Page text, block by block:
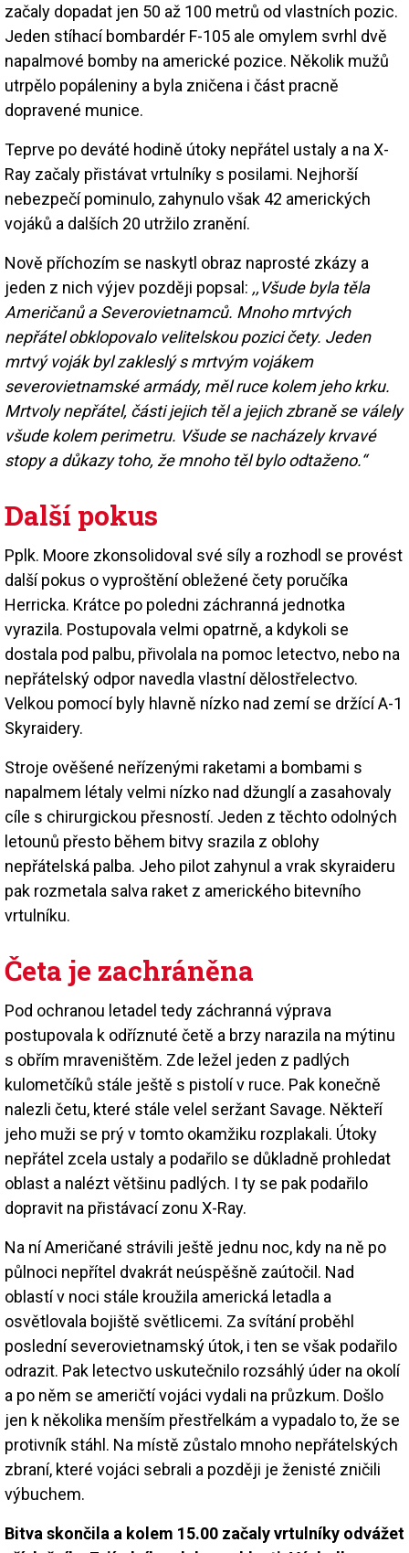
začaly dopadat jen 50 až 100 metrů od vlastních pozic.
Jeden stíhací bombardér F-105 ale omylem svrhl dvě
napalmové bomby na americké pozice. Několik mužů
utrpělo popáleniny a byla zničena i část pracně
dopravené munice.
Teprve po deváté hodině útoky nepřátel ustaly a na X-
Ray začaly přistávat vrtulníky s posilami. Nejhorší
nebezpečí pominulo, zahynulo však 42 amerických
vojáků a dalších 20 utržilo zranění.
Nově příchozím se naskytl obraz naprosté zkázy a
jeden z nich výjev později popsal: ,,Všude byla těla
Američanů a Severovietnamců. Mnoho mrtvých
nepřátel obklopovalo velitelskou pozici čety. Jeden
mrtvý voják byl zakleslý s mrtvým vojákem
severovietnamské armády, měl ruce kolem jeho krku.
Mrtvoly nepřátel, části jejich těl a jejich zbraně se válely
všude kolem perimetru. Všude se nacházely krvavé
stopy a důkazy toho, že mnoho těl bylo odtaženo.“
Další pokus
Pplk. Moore zkonsolidoval své síly a rozhodl se provést
další pokus o vyproštění obležené čety poručíka
Herricka. Krátce po poledni záchranná jednotka
vyrazila. Postupovala velmi opatrně, a kdykoli se
dostala pod palbu, přivolala na pomoc letectvo, nebo na
nepřátelský odpor navedla vlastní dělostřelectvo.
Velkou pomocí byly hlavně nízko nad zemí se držící A-1
Skyraidery.
Stroje ověšené neřízenými raketami a bombami s
napalmem létaly velmi nízko nad džunglí a zasahovaly
cíle s chirurgickou přesností. Jeden z těchto odolných
letounů přesto během bitvy srazila z oblohy
nepřátelská palba. Jeho pilot zahynul a vrak skyraideru
pak rozmetala salva raket z amerického bitevního
vrtulníku.
Četa je zachráněna
Pod ochranou letadel tedy záchranná výprava
postupovala k odříznuté četě a brzy narazila na mýtinu
s obřím mraveništěm. Zde ležel jeden z padlých
kulometčíků stále ještě s pistolí v ruce. Pak konečně
nalezli četu, které stále velel seržant Savage. Někteří
jeho muži se prý v tomto okamžiku rozplakali. Útoky
nepřátel zcela ustaly a podařilo se důkladně prohledat
oblast a nalézt většinu padlých. I ty se pak podařilo
dopravit na přistávací zonu X-Ray.
Na ní Američané strávili ještě jednu noc, kdy na ně po
půlnoci nepřítel dvakrát neúspěšně zaútočil. Nad
oblastí v noci stále kroužila americká letadla a
osvětlovala bojiště světlicemi. Za svítání proběhl
poslední severovietnamský útok, i ten se však podařilo
odrazit. Pak letectvo uskutečnilo rozsáhlý úder na okolí
a po něm se američtí vojáci vydali na průzkum. Došlo
jen k několika menším přestřelkám a vypadalo to, že se
protivník stáhl. Na místě zůstalo mnoho nepřátelských
zbraní, které vojáci sebrali a později je ženisté zničili
výbuchem.
Bitva skončila a kolem 15.00 začaly vrtulníky odvážet